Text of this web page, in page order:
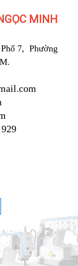
MINH
7, Phường